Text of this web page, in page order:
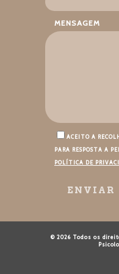
MENSAGEM
ACEITO A
PARA RESPOSTA A
POLÍTICA DE
© 2026 Todos os